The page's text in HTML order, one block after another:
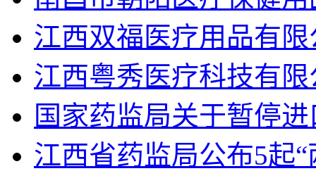
江西双福医疗用品有
江西粤秀医疗科技有
国家药监局关于暂停
江西省药监局公布5起